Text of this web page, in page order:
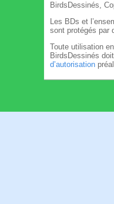
BirdsDessinés,
Les BDs et
sont protégés par
Toute utilisation
BirdsDessinés
d’autorisation